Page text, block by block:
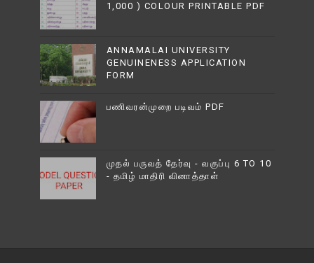
1,000 ) COLOUR PRINTABLE PDF
ANNAMALAI UNIVERSITY
GENUINENESS APPLICATION
FORM
பணிவரன்முறை படிவம் PDF
முதல் பருவத் தேர்வு - வகுப்பு 6 TO 10
- தமிழ் மாதிரி வினாத்தாள்